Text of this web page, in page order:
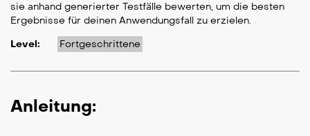
sie anhand generierter Testfälle bewerten, um die besten
Ergebnisse für deinen Anwendungsfall zu erzielen.
Level:
Fortgeschrittene
Anleitung: